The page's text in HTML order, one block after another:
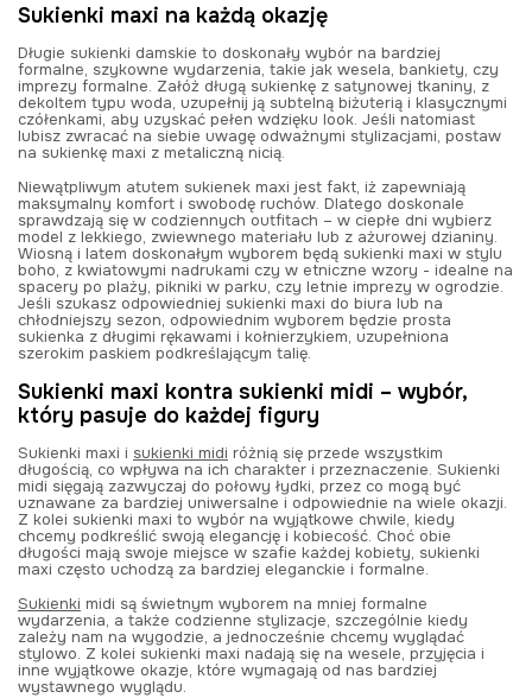
Sukienki maxi na każdą okazję
Długie sukienki damskie to doskonały wybór na bardziej
formalne, szykowne wydarzenia, takie jak wesela, bankiety, czy
imprezy formalne. Załóż długą sukienkę z satynowej tkaniny, z
dekoltem typu woda, uzupełnij ją subtelną biżuterią i klasycznymi
czółenkami, aby uzyskać pełen wdzięku look. Jeśli natomiast
lubisz zwracać na siebie uwagę odważnymi stylizacjami, postaw
na sukienkę maxi z metaliczną nicią.
Niewątpliwym atutem sukienek maxi jest fakt, iż zapewniają
maksymalny komfort i swobodę ruchów. Dlatego doskonale
sprawdzają się w codziennych outfitach – w ciepłe dni wybierz
model z lekkiego, zwiewnego materiału lub z ażurowej dzianiny.
Wiosną i latem doskonałym wyborem będą sukienki maxi w stylu
boho, z kwiatowymi nadrukami czy w etniczne wzory - idealne na
spacery po plaży, pikniki w parku, czy letnie imprezy w ogrodzie.
Jeśli szukasz odpowiedniej sukienki maxi do biura lub na
chłodniejszy sezon, odpowiednim wyborem będzie prosta
sukienka z długimi rękawami i kołnierzykiem, uzupełniona
szerokim paskiem podkreślającym talię.
Sukienki maxi kontra sukienki midi – wybór,
który pasuje do każdej figury
Sukienki maxi i sukienki midi różnią się przede wszystkim
długością, co wpływa na ich charakter i przeznaczenie. Sukienki
midi sięgają zazwyczaj do połowy łydki, przez co mogą być
uznawane za bardziej uniwersalne i odpowiednie na wiele okazji.
Z kolei sukienki maxi to wybór na wyjątkowe chwile, kiedy
chcemy podkreślić swoją elegancję i kobiecość. Choć obie
długości mają swoje miejsce w szafie każdej kobiety, sukienki
maxi często uchodzą za bardziej eleganckie i formalne.
Sukienki midi są świetnym wyborem na mniej formalne
wydarzenia, a także codzienne stylizacje, szczególnie kiedy
zależy nam na wygodzie, a jednocześnie chcemy wyglądać
stylowo. Z kolei sukienki maxi nadają się na wesele, przyjęcia i
inne wyjątkowe okazje, które wymagają od nas bardziej
wystawnego wyglądu.